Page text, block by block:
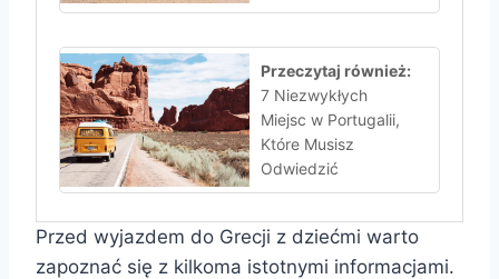
Przeczytaj również:
7 Niezwykłych
Miejsc w Portugalii,
Które Musisz
Odwiedzić
Przed wyjazdem do Grecji z dziećmi warto
zapoznać się z kilkoma istotnymi informacjami.